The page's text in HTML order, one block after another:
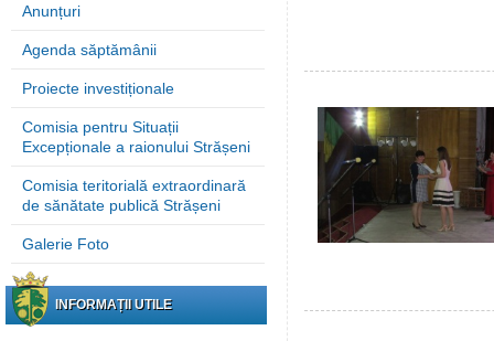
Anunțuri
Agenda săptămânii
Proiecte investiționale
Comisia pentru Situații
Excepționale a raionului Strășeni
Comisia teritorială extraordinară
de sănătate publică Strășeni
Galerie Foto
INFORMAȚII UTILE